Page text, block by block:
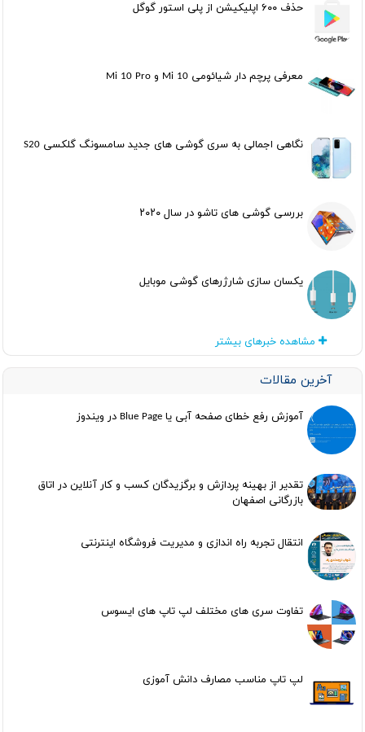
حذف ۶۰۰ اپلیکیشن از پلی استور گوگل
معرفی پرچم دار شیائومی Mi 10 و Mi 10 Pro
نگاهی اجمالی به سری گوشی های جدید سامسونگ گلکسی S20
بررسی گوشی های تاشو در سال ۲۰۲۰
یکسان سازی شارژرهای گوشی موبایل
مشاهده خبرهای بیشتر
آخرین مقالات
آموزش رفع خطای صفحه آبی یا Blue Page در ویندوز
تقدیر از بهینه پردازش و برگزیدگان کسب و کار آنلاین در اتاق
بازرگانی اصفهان
انتقال تجربه راه اندازی و مدیریت فروشگاه اینترنتی
تفاوت سری های مختلف لپ تاپ های ایسوس
لپ تاپ مناسب مصارف دانش آموزی